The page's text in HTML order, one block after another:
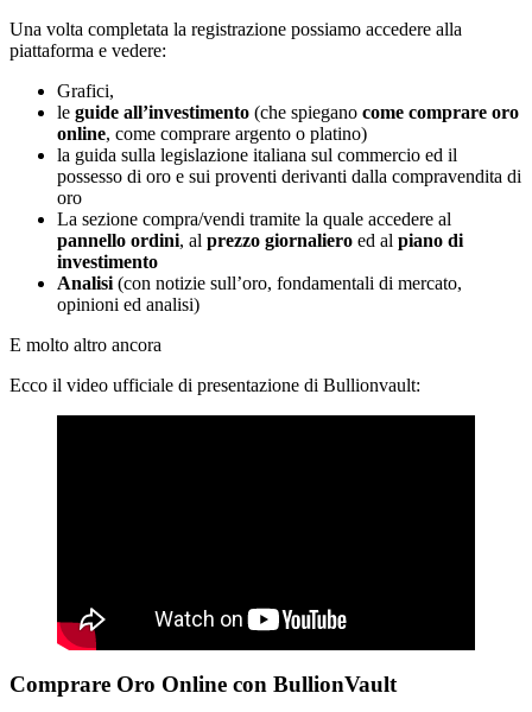
Una volta completata la registrazione possiamo accedere alla
piattaforma e vedere:
Grafici,
le guide all’investimento (che spiegano come comprare oro
online, come comprare argento o platino)
la guida sulla legislazione italiana sul commercio ed il
possesso di oro e sui proventi derivanti dalla compravendita di
oro
La sezione compra/vendi tramite la quale accedere al
pannello ordini, al prezzo giornaliero ed al piano di
investimento
Analisi (con notizie sull’oro, fondamentali di mercato,
opinioni ed analisi)
E molto altro ancora
Ecco il video ufficiale di presentazione di Bullionvault:
Comprare Oro Online con BullionVault